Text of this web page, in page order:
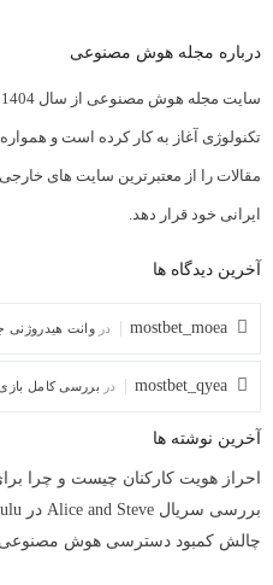
درباره مجله هوش مصنوعی
تکنولوژی آغاز به کار کرده است و
مقالات را از معتبرترین سایت های
ایرانی خود قرار دهد.
آخرین دیدگاه ها
mostbet_moea در وانت هیدروژنی
mostbet_qyea در بررسی کامل بازی Silent Hill f با جزئیات داستان و گیم پلی
آخرین نوشته ها
احراز هویت کارکنان چیست و چرا
بررسی سریال Alice and Steve در Hulu با بازی نیکولا واکر
چالش کمبود دسترسی هوش مصنوعی